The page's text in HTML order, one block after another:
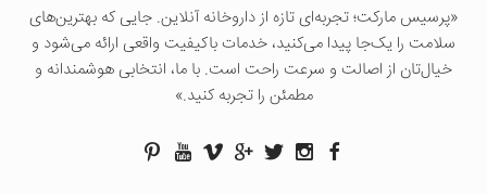
«پرسيس ماركت؛ تجربه‌ای تازه از داروخانه آنلاین. جایی که بهترین‌های
سلامت را یک‌جا پیدا می‌کنید، خدمات باکیفیت واقعی ارائه می‌شود و
خیال‌تان از اصالت و سرعت راحت است. با ما، انتخابی هوشمندانه و
مطمئن را تجربه کنید.»